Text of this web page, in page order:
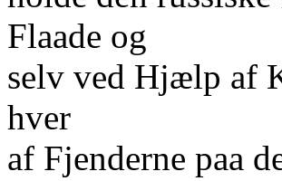
Flaade og
selv ved Hjælp af
hver
af Fjenderne paa